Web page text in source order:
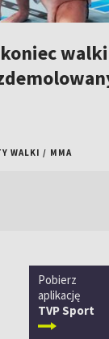
WALKI / MMA
Pobierz
aplikację
TVP Sport